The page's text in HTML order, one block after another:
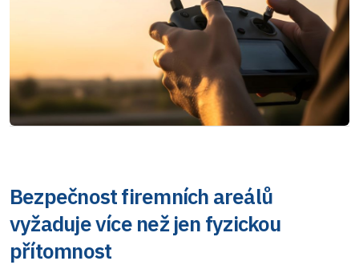
Bezpečnost firemních areálů
vyžaduje více než jen fyzickou
přítomnost